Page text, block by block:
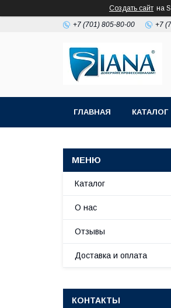
Создать сайт на
+7 (701) 805-80-00 +7
ГЛАВНАЯ КАТАЛОГ
Каталог
О нас
Отзывы
Доставка и оплата
КОНТАКТЫ